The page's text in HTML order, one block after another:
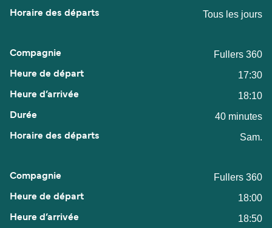
Tous les jours
Fullers 360
17:30
18:10
40 minutes
Sam.
Fullers 360
18:00
18:50